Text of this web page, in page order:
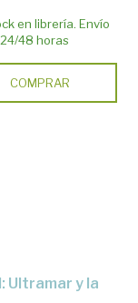
en librería. Envío
48 horas
COMPRAR